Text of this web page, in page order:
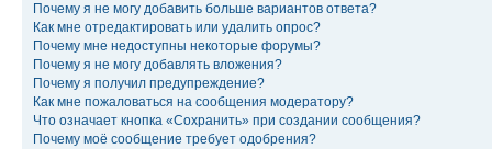
Почему я не могу добавить больше вариантов ответа?
Как мне отредактировать или удалить опрос?
Почему мне недоступны некоторые форумы?
Почему я не могу добавлять вложения?
Почему я получил предупреждение?
Как мне пожаловаться на сообщения модератору?
Что означает кнопка «Сохранить» при создании сообщения?
Почему моё сообщение требует одобрения?